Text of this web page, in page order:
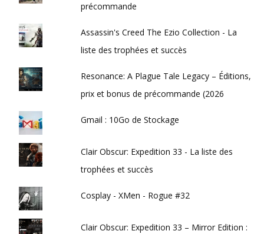
précommande
Assassin's Creed The Ezio Collection - La
liste des trophées et succès
Resonance: A Plague Tale Legacy – Éditions,
prix et bonus de précommande (2026
Gmail : 10Go de Stockage
Clair Obscur: Expedition 33 - La liste des
trophées et succès
Cosplay - XMen - Rogue #32
Clair Obscur: Expedition 33 – Mirror Edition :